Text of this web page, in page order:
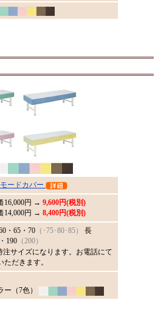
ードカバー
16,000円 → 9,600円(税別)
14,000円 → 8,400円(税別)
・65・70 （･75･80･85）
長
190 （200）
サイズになります。お電話にて
だきます。
ー（7色）